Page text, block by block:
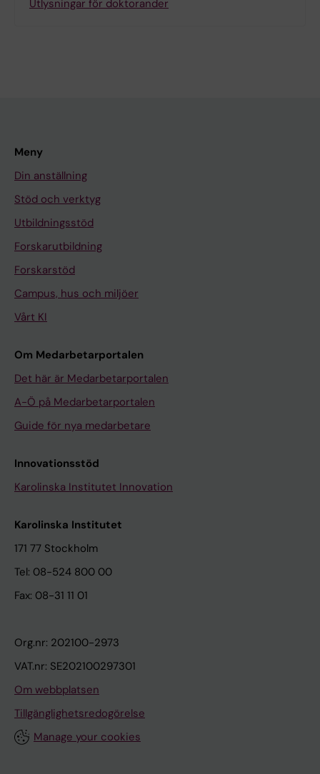
Utlysningar för doktorander
Meny
Din anställning
Stöd och verktyg
Utbildningsstöd
Forskarutbildning
Forskarstöd
Campus, hus och miljöer
Vårt KI
Om Medarbetarportalen
Det här är Medarbetarportalen
A-Ö på Medarbetarportalen
Guide för nya medarbetare
Innovationsstöd
Karolinska Institutet Innovation
Karolinska Institutet
171 77 Stockholm
Tel: 08-524 800 00
Fax: 08-31 11 01
Org.nr: 202100-2973
VAT.nr: SE202100297301
Om webbplatsen
Tillgänglighetsredogörelse
Manage your cookies